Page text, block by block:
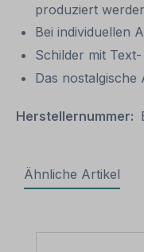
produziert
Bei individuellen
Schilder mit
Das
Herstellernummer:
Ähnliche Artikel